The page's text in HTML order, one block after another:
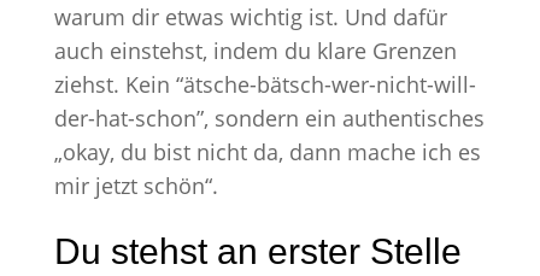
warum dir etwas wichtig ist. Und dafür
auch einstehst, indem du klare Grenzen
ziehst. Kein “ätsche-bätsch-wer-nicht-will-
der-hat-schon”, sondern ein authentisches
„okay, du bist nicht da, dann mache ich es
mir jetzt schön“.
Du stehst an erster Stelle